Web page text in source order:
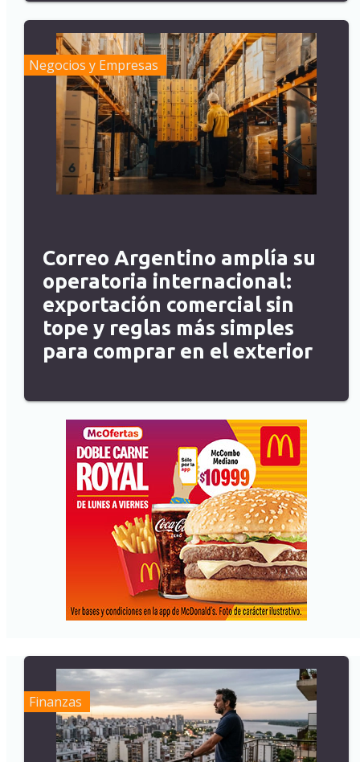
Negocios y Empresas
Correo Argentino amplía su
operatoria internacional:
exportación comercial sin
tope y reglas más simples
para comprar en el exterior
Finanzas